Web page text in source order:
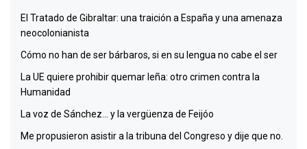
El Tratado de Gibraltar: una traición a España y una amenaza
neocolonianista
Cómo no han de ser bárbaros, si en su lengua no cabe el ser
La UE quiere prohibir quemar leña: otro crimen contra la
Humanidad
La voz de Sánchez… y la vergüenza de Feijóo
Me propusieron asistir a la tribuna del Congreso y dije que no.